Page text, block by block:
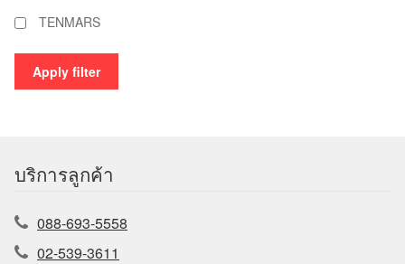
TENMARS
Apply filter
บริการลูกค้า
088-693-5558
02-539-3611